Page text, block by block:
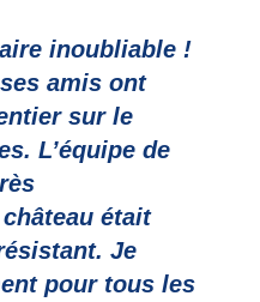
inoubliable !
amis ont
sur le
L’équipe de
était
Je
pour tous les